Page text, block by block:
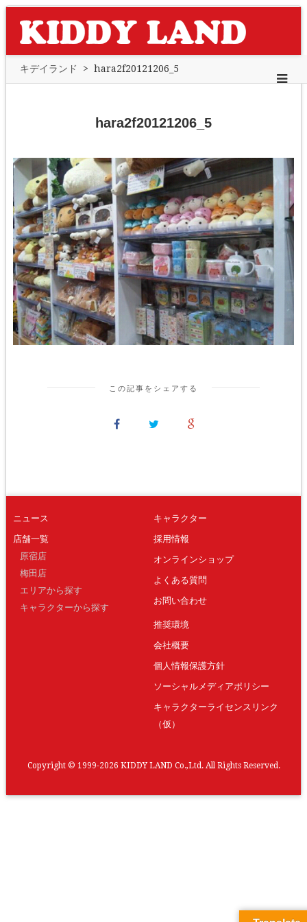
キデイランド > hara2f20121206_5
hara2f20121206_5
この記事をシェアする
ニュース
店舗一覧
原宿店
梅田店
エリアから探す
キャラクターから探す
キャラクター
採用情報
オンラインショップ
よくある質問
お問い合わせ
推奨環境
会社概要
個人情報保護方針
ソーシャルメディアポリシー
キャラクターライセンスリンク
（仮）
Copyright © 1999-2026 KIDDY LAND Co.,Ltd. All Rights Reserved.